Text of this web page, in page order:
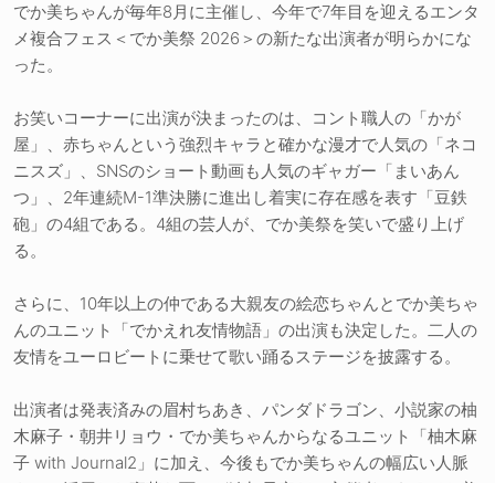
でか美ちゃんが毎年8月に主催し、今年で7年目を迎えるエンタ
メ複合フェス＜でか美祭 2026＞の新たな出演者が明らかにな
った。
お笑いコーナーに出演が決まったのは、コント職人の「かが
屋」、赤ちゃんという強烈キャラと確かな漫才で人気の「ネコ
ニスズ」、SNSのショート動画も人気のギャガー「まいあん
つ」、2年連続M-1準決勝に進出し着実に存在感を表す「豆鉄
砲」の4組である。4組の芸人が、でか美祭を笑いで盛り上げ
る。
さらに、10年以上の仲である大親友の絵恋ちゃんとでか美ちゃ
んのユニット「でかえれ友情物語」の出演も決定した。二人の
友情をユーロビートに乗せて歌い踊るステージを披露する。
出演者は発表済みの眉村ちあき、パンダドラゴン、小説家の柚
木麻子・朝井リョウ・でか美ちゃんからなるユニット「柚木麻
子 with Journal2」に加え、今後もでか美ちゃんの幅広い人脈